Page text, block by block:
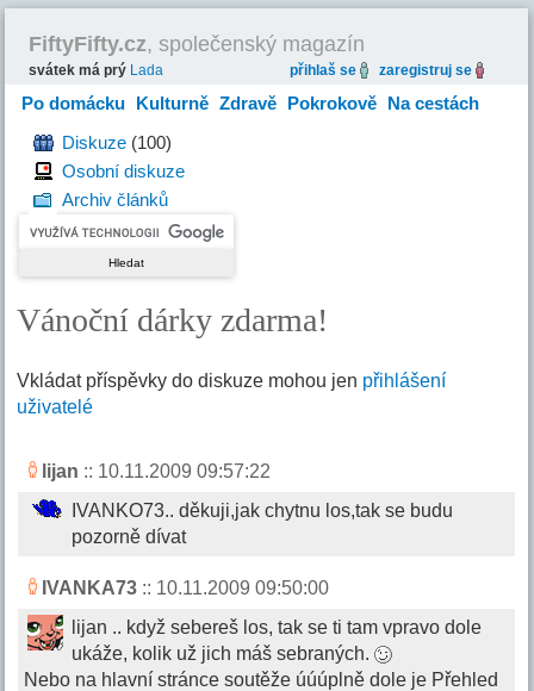
FiftyFifty.cz, společenský magazín
svátek má prý Lada přihlaš se zaregistruj se
Po domácku Kulturně Zdravě Pokrokově Na cestách
HravěDiskuze (100)
Osobní diskuze
Archiv článků
Vánoční dárky zdarma!
Vkládat příspěvky do diskuze mohou jen přihlášení
uživatelé
lijan :: 10.11.2009 09:57:22
IVANKO73.. děkuji,jak chytnu los,tak se budu
pozorně dívat
IVANKA73 :: 10.11.2009 09:50:00
lijan .. když sebereš los, tak se ti tam vpravo dole
ukáže, kolik už jich máš sebraných.
Nebo na hlavní stránce soutěže úúúplně dole je Přehled